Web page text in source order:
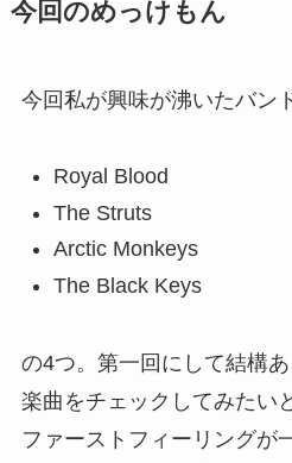
今回のめっけもん
今回私が興味が沸いたバン
Royal Blood
The Struts
Arctic Monkeys
The Black Keys
の4つ。第一回にして結構
楽曲をチェックしてみたい
ファーストフィーリングが